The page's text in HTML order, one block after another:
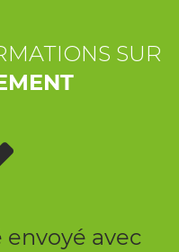
SUR
envoyé avec